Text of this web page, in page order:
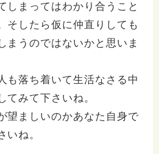
しまってはわかり合うこと
そしたら仮に仲直りしても
まうのではないかと思いま
も落ち着いて生活なさる中
てみて下さいね。
望ましいのかあなた自身で
いね。